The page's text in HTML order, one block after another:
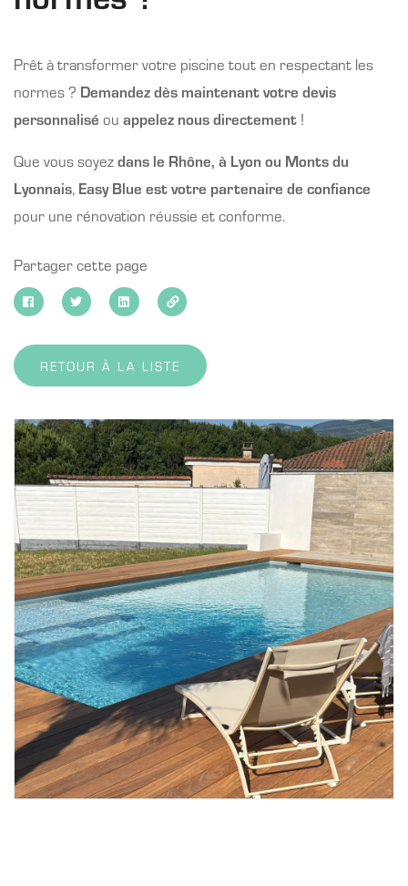
Prêt à transformer votre piscine tout en respectant les
normes ? Demandez dès maintenant votre devis
personnalisé ou appelez nous directement !
Que vous soyezdans le Rhône, à Lyon ou Monts du
Lyonnais, Easy Blue est votre partenaire de confiance
pour une rénovation réussie et conforme.
Partager cette page
RETOUR À LA LISTE